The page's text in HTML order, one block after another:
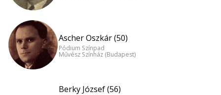
Ascher Oszkár (50)
Pódium Színpad
Művész Színház (Budapest)
Berky József (56)